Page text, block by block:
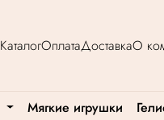
КаталогОплатаДоставкаО
Мягкие игрушки